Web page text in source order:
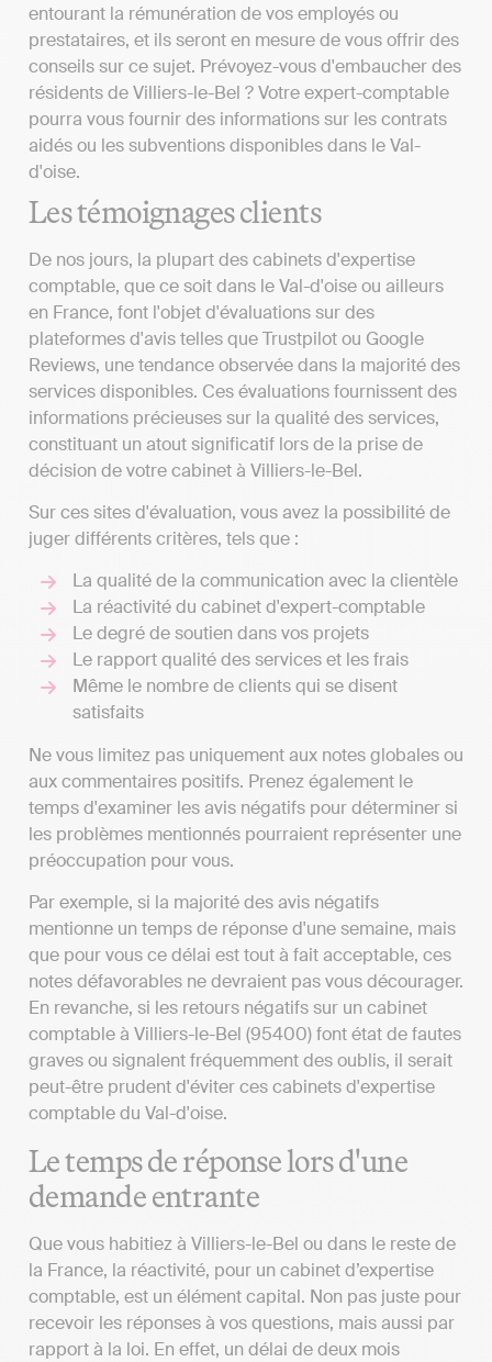
entourant la rémunération de vos employés ou
prestataires, et ils seront en mesure de vous offrir des
conseils sur ce sujet. Prévoyez-vous d'embaucher des
résidents de Villiers-le-Bel ? Votre expert-comptable
pourra vous fournir des informations sur les contrats
aidés ou les subventions disponibles dans le Val-
d'oise.
Les témoignages clients
De nos jours, la plupart des cabinets d'expertise
comptable, que ce soit dans le Val-d'oise ou ailleurs
en France, font l'objet d'évaluations sur des
plateformes d'avis telles que Trustpilot ou Google
Reviews, une tendance observée dans la majorité des
services disponibles. Ces évaluations fournissent des
informations précieuses sur la qualité des services,
constituant un atout significatif lors de la prise de
décision de votre cabinet à Villiers-le-Bel.
Sur ces sites d'évaluation, vous avez la possibilité de
juger différents critères, tels que :
La qualité de la communication avec la clientèle
La réactivité du cabinet d'expert-comptable
Le degré de soutien dans vos projets
Le rapport qualité des services et les frais
Même le nombre de clients qui se disent
satisfaits
Ne vous limitez pas uniquement aux notes globales ou
aux commentaires positifs. Prenez également le
temps d'examiner les avis négatifs pour déterminer si
les problèmes mentionnés pourraient représenter une
préoccupation pour vous.
Par exemple, si la majorité des avis négatifs
mentionne un temps de réponse d'une semaine, mais
que pour vous ce délai est tout à fait acceptable, ces
notes défavorables ne devraient pas vous décourager.
En revanche, si les retours négatifs sur un cabinet
comptable à Villiers-le-Bel (95400) font état de fautes
graves ou signalent fréquemment des oublis, il serait
peut-être prudent d'éviter ces cabinets d'expertise
comptable du Val-d'oise.
Le temps de réponse lors d'une
demande entrante
Que vous habitiez à Villiers-le-Bel ou dans le reste de
la France, la réactivité, pour un cabinet d’expertise
comptable, est un élément capital. Non pas juste pour
recevoir les réponses à vos questions, mais aussi par
rapport à la loi. En effet, un délai de deux mois